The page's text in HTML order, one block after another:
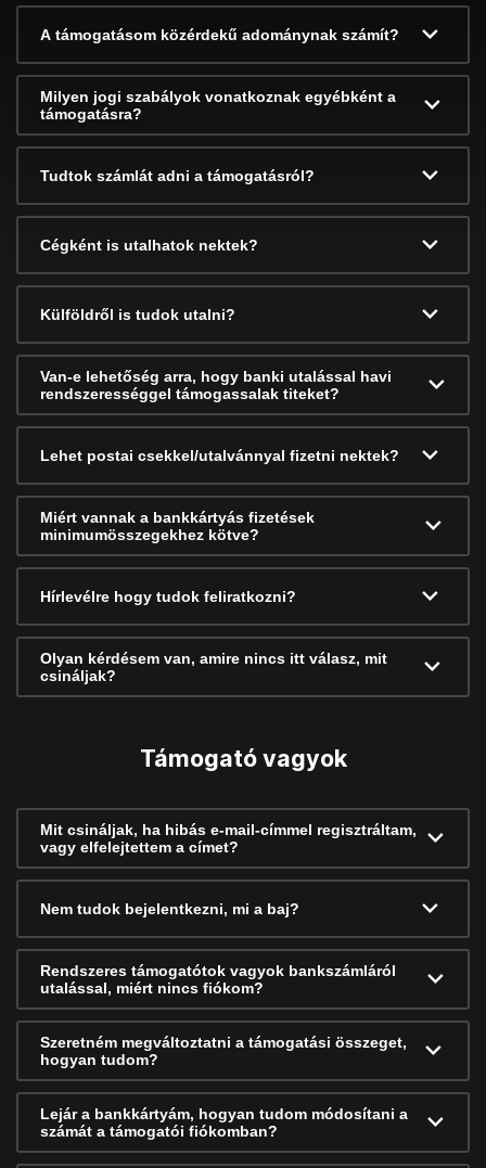
A támogatásom közérdekű adománynak számít?
Milyen jogi szabályok vonatkoznak egyébként a
támogatásra?
Tudtok számlát adni a támogatásról?
Cégként is utalhatok nektek?
Külföldről is tudok utalni?
Van-e lehetőség arra, hogy banki utalással havi
rendszerességgel támogassalak titeket?
Lehet postai csekkel/utalvánnyal fizetni nektek?
Miért vannak a bankkártyás fizetések
minimumösszegekhez kötve?
Hírlevélre hogy tudok feliratkozni?
Olyan kérdésem van, amire nincs itt válasz, mit
csináljak?
Támogató vagyok
Mit csináljak, ha hibás e-mail-címmel regisztráltam,
vagy elfelejtettem a címet?
Nem tudok bejelentkezni, mi a baj?
Rendszeres támogatótok vagyok bankszámláról
utalással, miért nincs fiókom?
Szeretném megváltoztatni a támogatási összeget,
hogyan tudom?
Lejár a bankkártyám, hogyan tudom módosítani a
számát a támogatói fiókomban?